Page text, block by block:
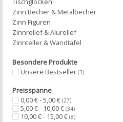
Zinn Becher & Metalbecher
Zinn Figuren
Zinnrelief & Alurelief
Zinnteller & Wandtafel
Besondere Produkte
Unsere Bestseller (3)
Preisspanne
0,00 € - 5,00 € (27)
5,00 € - 10,00 € (34)
10,00 € - 15,00 € (8)